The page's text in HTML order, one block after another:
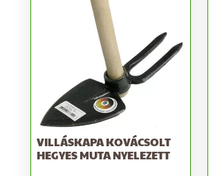
VILLÁSKAPA KOVÁCSOLT
HEGYES MUTA NYELEZETT